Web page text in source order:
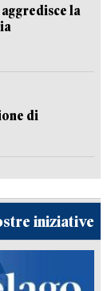
la
di
iniziative